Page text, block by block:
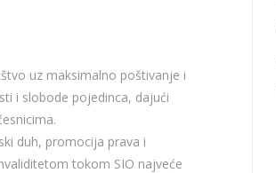
uz maksimalno poštivanje i
i slobode pojedinca, dajući
duh, promocija prava i
tokom SIO najveće